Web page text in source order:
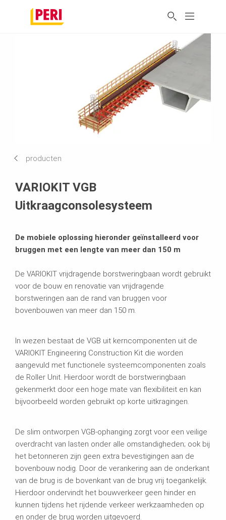
producten
VARIOKIT VGB
Uitkraagconsolesysteem
De mobiele oplossing hieronder geïnstalleerd voor
bruggen met een lengte van meer dan 150 m
De VARIOKIT vrijdragende borstweringbaan wordt gebruikt
voor de bouw en renovatie van vrijdragende
borstweringen aan de rand van bruggen voor
bovenbouwen van meer dan 150 m.
In wezen bestaat de VGB uit kerncomponenten uit de
VARIOKIT Engineering Construction Kit die worden
aangevuld met functionele systeemcomponenten zoals
de Roller Unit. Hierdoor wordt de borstweringbaan
gekenmerkt door een hoge mate van flexibiliteit en kan
bijvoorbeeld worden gebruikt op korte uitkragingen.
De slim ontworpen VGB-ophanging zorgt voor een veilige
overdracht van lasten onder alle omstandigheden; ook bij
het betonneren zijn geen extra bevestigingen aan de
bovenbouw nodig. Door de verankering aan de onderkant
van de brug is de bovenkant van de brug vrij toegankelijk.
Hierdoor ondervindt het bouwverkeer geen hinder en
kunnen tijdens het rijdende verkeer werkzaamheden op
en onder de brug worden uitgevoerd.